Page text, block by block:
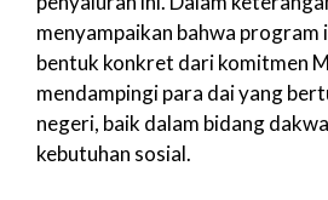
menyampaikan bahwa program
bentuk konkret dari komitmen
mendampingi para dai yang
negeri, baik dalam bidang
kebutuhan sosial.